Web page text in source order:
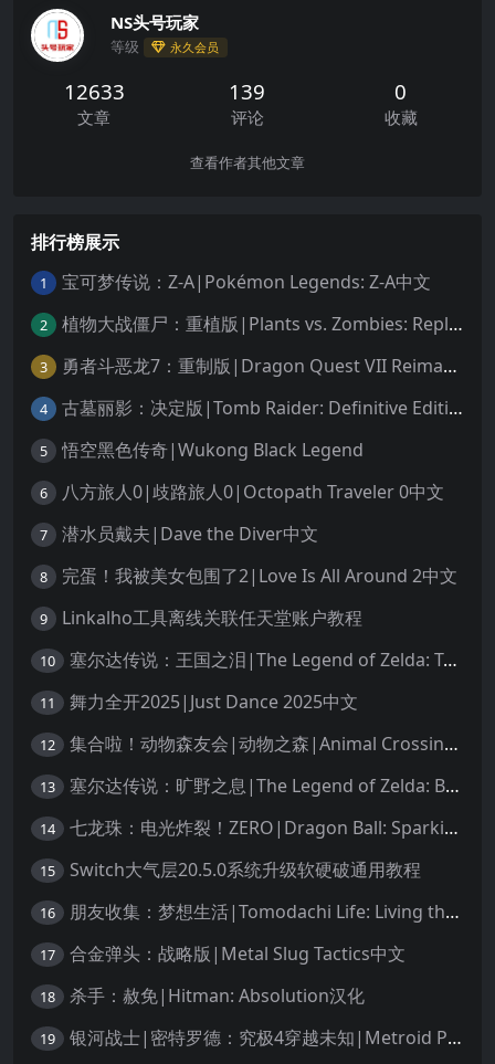
NS头号玩家
等级 永久会员
12633
文章
139
评论
0
收藏
查看作者其他文章
排行榜展示
1 宝可梦传说：Z-A|Pokémon Legends: Z-A中文
2 植物大战僵尸：重植版|Plants vs. Zombies: Replanted中文
3 勇者斗恶龙7：重制版|Dragon Quest VII Reimagined中文
4 古墓丽影：决定版|Tomb Raider: Definitive Edition中文
5 悟空黑色传奇|Wukong Black Legend
6 八方旅人0|歧路旅人0|Octopath Traveler 0中文
7 潜水员戴夫|Dave the Diver中文
8 完蛋！我被美女包围了2|Love Is All Around 2中文
9 Linkalho工具离线关联任天堂账户教程
10 塞尔达传说：王国之泪|The Legend of Zelda: Tears of the Kingdom中文
11 舞力全开2025|Just Dance 2025中文
12 集合啦！动物森友会|动物之森|Animal Crossing: New Horizons中文
13 塞尔达传说：旷野之息|The Legend of Zelda: Breath of the Wild中文
14 七龙珠：电光炸裂！ZERO|Dragon Ball: Sparking! Zero中文
15 Switch大气层20.5.0系统升级软硬破通用教程
16 朋友收集：梦想生活|Tomodachi Life: Living the Dream中文
17 合金弹头：战略版|Metal Slug Tactics中文
18 杀手：赦免|Hitman: Absolution汉化
19 银河战士|密特罗德：究极4穿越未知|Metroid Prime 4: Beyond中文